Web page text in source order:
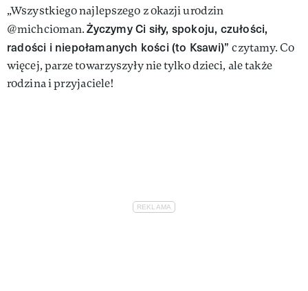
„Wszystkiego najlepszego z okazji urodzin
@michcioman.Życzymy Ci siły, spokoju, czułości,
radości i niepołamanych kości (to Ksawi)”czytamy. Co
więcej, parze towarzyszyły nie tylko dzieci, ale także
rodzina i przyjaciele!